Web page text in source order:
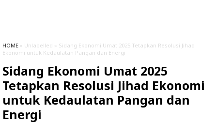
HOME » Unlabelled » Sidang Ekonomi Umat 2025 Tetapkan Resolusi Jihad
Ekonomi untuk Kedaulatan Pangan dan Energi
Sidang Ekonomi Umat 2025
Tetapkan Resolusi Jihad Ekonomi
untuk Kedaulatan Pangan dan
Energi